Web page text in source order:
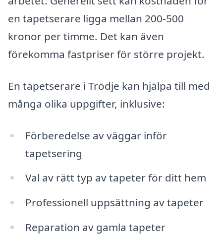
en tapetserare ligga mellan 200-500
kronor per timme. Det kan även
förekomma fastpriser för större projekt.
En tapetserare i Trödje kan hjälpa till med
många olika uppgifter, inklusive:
Förberedelse av väggar inför
tapetsering
Val av rätt typ av tapeter för ditt hem
Professionell uppsättning av tapeter
Reparation av gamla tapeter